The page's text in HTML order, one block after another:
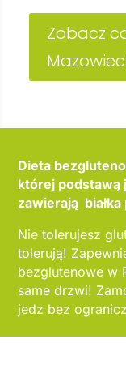
Zobacz
Dieta
której podstawą
zawierają
Nie tolerujesz
tolerują!
bezglutenowe w
same drzwi!
jedz bez